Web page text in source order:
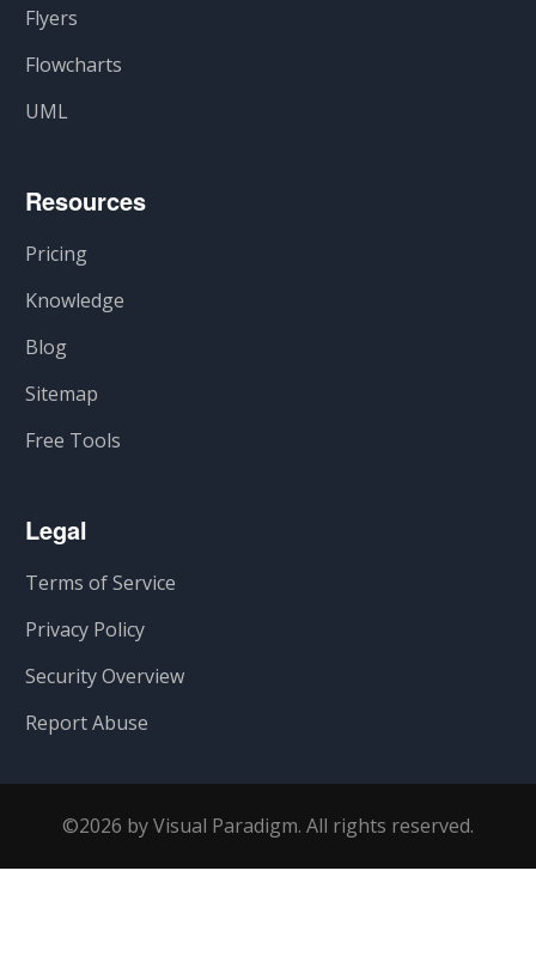
Flyers
Flowcharts
UML
Resources
Pricing
Knowledge
Blog
Sitemap
Free Tools
Legal
Terms of Service
Privacy Policy
Security Overview
Report Abuse
©2026 by Visual Paradigm. All rights reserved.